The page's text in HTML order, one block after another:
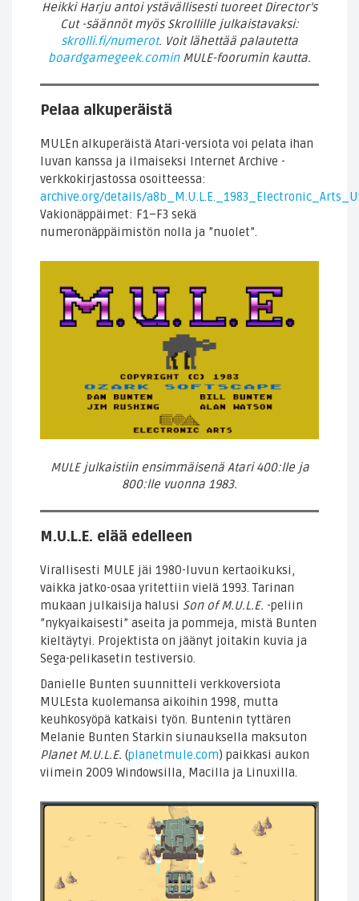
Heikki Harju antoi ystävällisesti tuoreet Director’s
Cut -säännöt myös Skrollille julkaistavaksi:
skrolli.fi/numerot. Voit lähettää palautetta
boardgamegeek.cominMULE-foorumin kautta.
Pelaa alkuperäistä
MULEn alkuperäistä Atari-versiota voi pelata ihan
luvan kanssa ja ilmaiseksi Internet Archive -
verkkokirjastossa osoitteessa:
archive.org/details/
Vakionäppäimet: F1–F3 sekä
numeronäppäimistön nolla ja ”nuolet”.
MULE julkaistiin ensimmäisenä Atari 400:lle ja
800:lle vuonna 1983.
M.U.L.E. elää edelleen
Virallisesti MULE jäi 1980-luvun kertaoikuksi,
vaikka jatko-osaa yritettiin vielä 1993. Tarinan
mukaan julkaisija halusi Son of M.U.L.E. -peliin
”nykyaikaisesti” aseita ja pommeja, mistä Bunten
kieltäytyi. Projektista on jäänyt joitakin kuvia ja
Sega-pelikasetin testiversio.
Danielle Bunten suunnitteli verkkoversiota
MULEsta kuolemansa aikoihin 1998, mutta
keuhkosyöpä katkaisi työn. Buntenin tyttären
Melanie Bunten Starkin siunauksella maksuton
Planet M.U.L.E. (planetmule.com) paikkasi aukon
viimein 2009 Windowsilla, Macilla ja Linuxilla.